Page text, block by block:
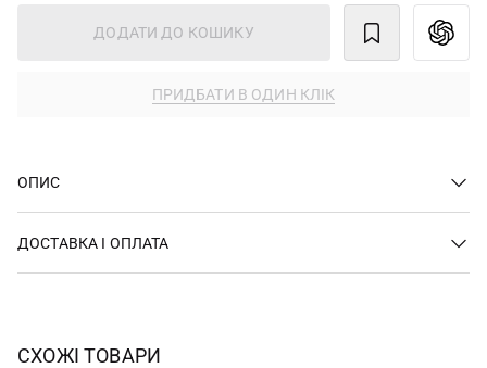
ДОДАТИ ДО КОШИКУ
ПРИДБАТИ В ОДИН КЛІК
ОПИС
ДОСТАВКА І ОПЛАТА
СХОЖІ ТОВАРИ